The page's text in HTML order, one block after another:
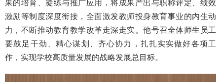
果的培育、凝练与推广应用，将成果产出与职称评定、绩效
激励等制度深度衔接，全面激发教师投身教育事业的内生动
力，不断推动教育教学改革走深走实。他号召全体师生员工
要鼓足干劲、精心谋划、齐心协力，扎扎实实做好各项工
作，实现学校高质量发展的战略发展总目标。